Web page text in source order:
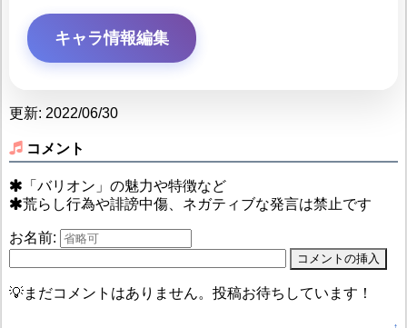
キャラ情報編集
更新: 2022/06/30
コメント
「バリオン」の魅力や特徴など
荒らし行為や誹謗中傷、ネガティブな発言は禁止です
お名前:
💡まだコメントはありません。投稿お待ちしています！